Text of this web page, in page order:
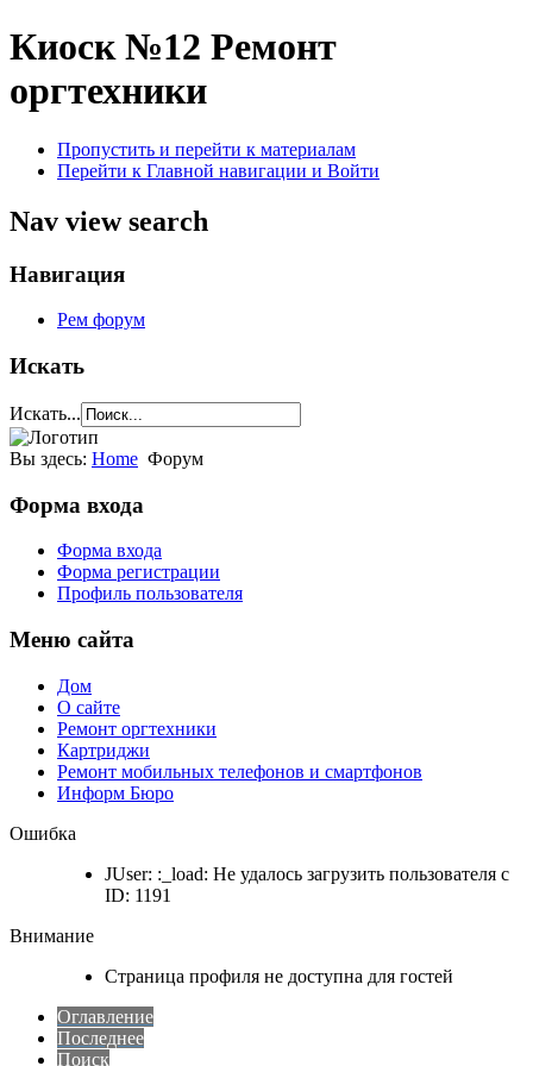
Киоск №12 Ремонт
оргтехники
Пропустить и перейти к материалам
Перейти к Главной навигации и Войти
Nav view search
Навигация
Рем форум
Искать
Искать...
Вы здесь: Home Форум
Форма входа
Форма входа
Форма регистрации
Профиль пользователя
Меню сайта
Дом
О сайте
Ремонт оргтехники
Картриджи
Ремонт мобильных телефонов и смартфонов
Информ Бюро
Ошибка
JUser: :_load: Не удалось загрузить пользователя с
ID: 1191
Внимание
Страница профиля не доступна для гостей
Оглавление
Последнее
Поиск